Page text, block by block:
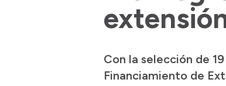
Con la selección de
Financiamiento de